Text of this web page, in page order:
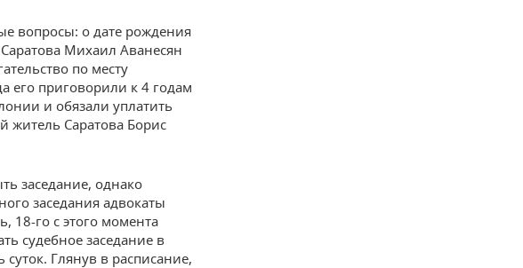
вопросы: о дате рождения
Михаил Аванесян
по месту
его приговорили к 4 годам
и обязали уплатить
Саратова Борис
заседание, однако
заседания адвокаты
18-го с этого момента
судебное заседание в
Глянув в расписание,